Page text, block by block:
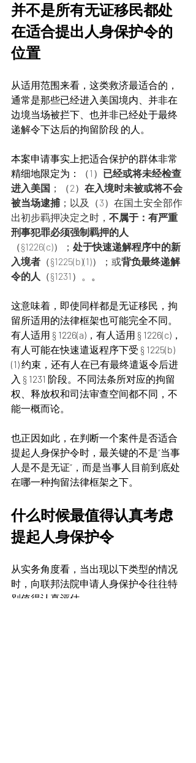
并不是所有无证移民都处
在适合提出人身保护令的
位置
从适用范围来看，这类救济最适合的，
通常是那些已经进入美国境内、并非在
边境当场被拦下、也并非已经处于最终
递解令下达后的拘留阶段 的人。
本案申请事实上把适合保护的群体非常
精细地限定为：
（1） 已经或将未经检查
进入美国 ；（2） 在入境时未被或将不会
被当场逮捕；以及（3）在国土安全部作
出初步羁押决定之时， 不属于：有严重
刑事犯罪必须强制羁押的人
（§1226(c)）； 处于快速递解程序中的新
入境者 （§1225(b)(1)）；或背负最终递解
令的人
（§1231）。 。
这意味着，即使同样都是无证移民，拘
留所适用的法律框架也可能完全不同。
有人适用 § 1226(a)，有人适用 § 1226(c)，
有人可能在快速遣返程序下受 § 1225(b)
(1) 约束，还有人在已有最终遣返令后进
入 § 1231 阶段。不同法条所对应的拘留
权、释放权和司法审查空间都不同，不
能一概而论。
也正因如此，在判断一个案件是否适合
提起人身保护令时，最关键的不是“当事
人是不是无证”，而是当事人目前到底处
在哪一种拘留法律框架之下。
什么时候最值得认真考虑
提起人身保护令
从实务角度看，当出现以下类型的情况
时，向联邦法院申请人身保护令往往特
别值得认真评估。